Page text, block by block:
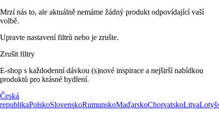
Mrzí nás to, ale aktuálně nemáme žádný produkt odpovídající vaší
volbě.
Upravte nastavení filtrů nebo je zrušte.
Zrušit filtry
E-shop s každodenní dávkou (s)nové inspirace a nejširší nabídkou
produktů pro krásné bydlení.
Česká
republikaPolskoSlovenskoRumunskoMaďarskoChorvatskoLitva